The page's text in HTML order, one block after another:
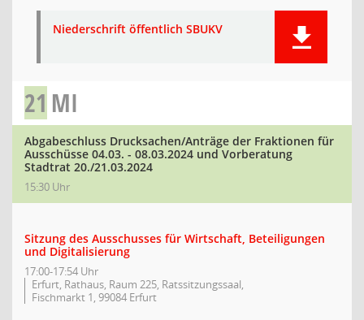
Niederschrift öffentlich SBUKV
21 MI
Abgabeschluss Drucksachen/Anträge der Fraktionen für
Ausschüsse 04.03. - 08.03.2024 und Vorberatung
Stadtrat 20./21.03.2024
15:30 Uhr
Sitzung des Ausschusses für Wirtschaft, Beteiligungen
und Digitalisierung
17:00-17:54 Uhr
Erfurt, Rathaus, Raum 225, Ratssitzungssaal,
Fischmarkt 1, 99084 Erfurt